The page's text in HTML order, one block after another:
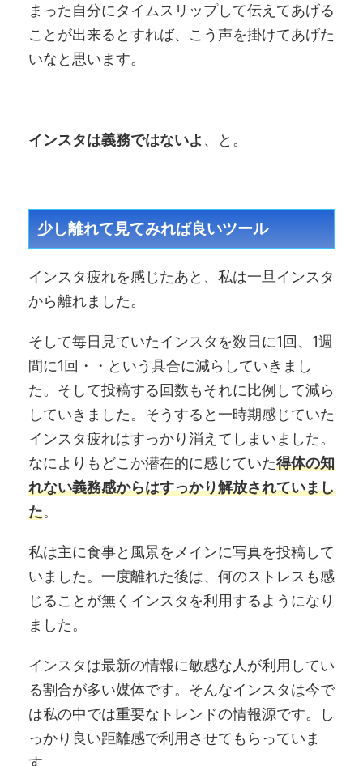
まった自分にタイムスリップして伝えてあげる
ことが出来るとすれば、こう声を掛けてあげた
いなと思います。
インスタは義務ではないよ 、と。
少し離れて見てみれば良いツール
インスタ疲れを感じたあと、私は一旦インスタ
から離れました。
そして毎日見ていたインスタを数日に1回、1週
間に1回・・という具合に減らしていきまし
た。そして投稿する回数もそれに比例して減ら
していきました。そうすると一時期感じていた
インスタ疲れはすっかり消えてしまいました。
なによりもどこか潜在的に感じていた得体の知
れない義務感からはすっかり解放されていまし
た。
私は主に食事と風景をメインに写真を投稿して
いました。一度離れた後は、何のストレスも感
じることが無くインスタを利用するようになり
ました。
インスタは最新の情報に敏感な人が利用してい
る割合が多い媒体です。そんなインスタは今で
は私の中では重要なトレンドの情報源です。し
っかり良い距離感で利用させてもらっていま
す。